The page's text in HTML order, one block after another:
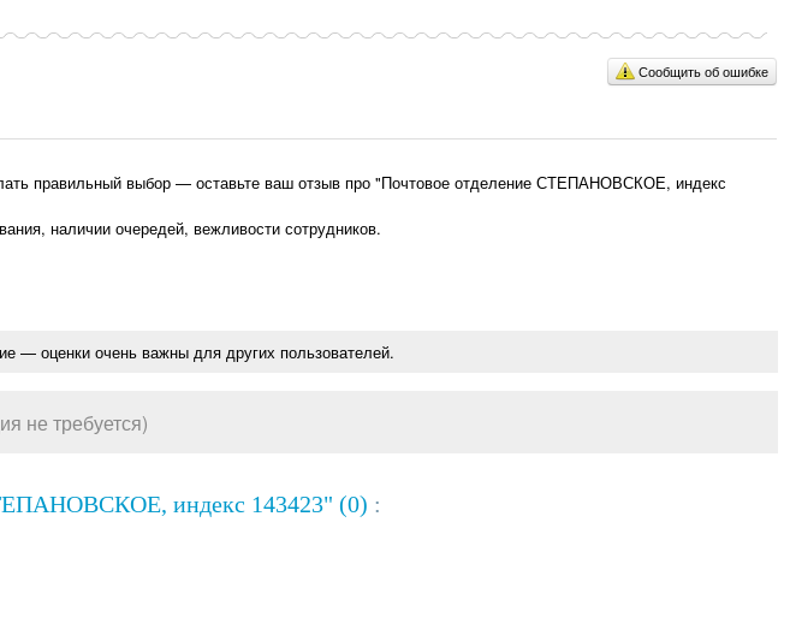
Сообщить об ошибке
правильный выбор — оставьте ваш отзыв про "Почтовое отделение СТЕПАНОВСКОЕ, индекс
наличии очередей, вежливости сотрудников.
— оценки очень важны для других пользователей.
не требуется)
индекс 143423" (0) :